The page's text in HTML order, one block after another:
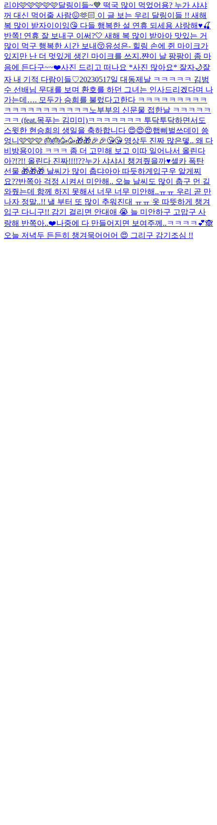
리야🩷🩷🩷🩷🩷달링이들~💙 떡국 많이 먹었어용? 누가 샤샤
꺼 대신 먹어줄 사람😖🫶🏻 이 글 보는 우리 달링이들 !! 새해
복 많이 받자이이잉😘 다들 행복한 설 연휴 되세용 샤랑해♥️🍒
반쪽! 연휴 잘 보내구 이써?🤍 새해 복 많이 받아아 맛있는 거
많이 먹구 행복한 시간 보내😚유성은- 힐링 손에 쥔 마이크가
있지만 난 더 멋있게 생긴 마이크를 쓰지.쨘이 날 팡팡이 좀 마
음에 든다구~~❤️사진 드리고 떠나요 *사진 많아요* 잘자🌙잘
자 내 기적 다람이들♡20230517일 대동제날 ㅋㅋㅋㅋㅋ 김범
수 선배님 무대를 보며 환호를 하던 그녀는 인사드리겠다며 나
가는데…. 모두가 승희를 불렀다고한다 ㅋㅋㅋㅋㅋㅋㅋㅋㅋ
ㅋㅋㅋㅋㅋㅋㅋㅋㅋㅋㅋ 노부부의 신문물 접한날 ㅋㅋㅋㅋㅋ
ㅋㅋ (feat.목푸는 김미미)ㅋㅋㅋㅋㅋㅋㅋ 투닥투닥하면서도
스윗한 현승희의 생일을 축하합니다 😍😍😍햅삐벌쓰데이 씅
엉니🩷🩷🩷 🎂🎂🥳🥳🎁🎁🎉🎉😘😘 영상두 진짜 많은뎋.. 왜 다
비방용이야 ㅋㅋㅋ 좀 더 고민해 보고 이따 일어나서 올린다
아?!?!! 올린다 진짜!!!!??누가 샤샤시 챙겨줬을까♥️셀카 폭탄
선물 🎁🎁🎁 날씨가 많이 춥댜아아 따듯하게입구우 알게찌
요??반쪽아 걱정 시켜서 미안해.. 오늘 날씨도 많이 춥구 먼 길
와줬는데 함께 하지 못해서 너무 너무 미안해..ㅠㅠ 우리 곧 만
나자 정말..!! 낼 부터 또 많이 추워진대 ㅠㅠ 옷 따뜻하게 챙겨
입구 다니구!! 감기 걸리면 안대애 😭 늘 미안하구 고맙구 사
랑해 반쪽아..❤️나중에 다 만들어지면 보여주께..ㅋㅋㅋㅋ💕🙈
오늘 저녁두 든든히 챙겨묵어어어 😍 그리구 감기조심 !!